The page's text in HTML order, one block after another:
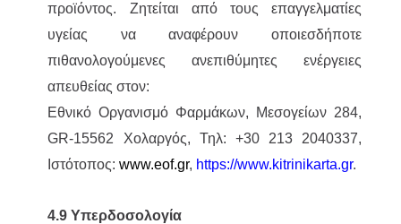
προϊόντος. Ζητείται από τους επαγγελματίες
υγείας να αναφέρουν οποιεσδήποτε
πιθανολογούμενες ανεπιθύμητες ενέργειες
απευθείας στον:
Εθνικό Οργανισμό Φαρμάκων, Μεσογείων 284,
GR-15562 Χολαργός, Τηλ: +30 213 2040337,
Ιστότοπος:www.eof.gr, https://www.kitrinikarta.gr.
4.9 Υπερδοσολογία